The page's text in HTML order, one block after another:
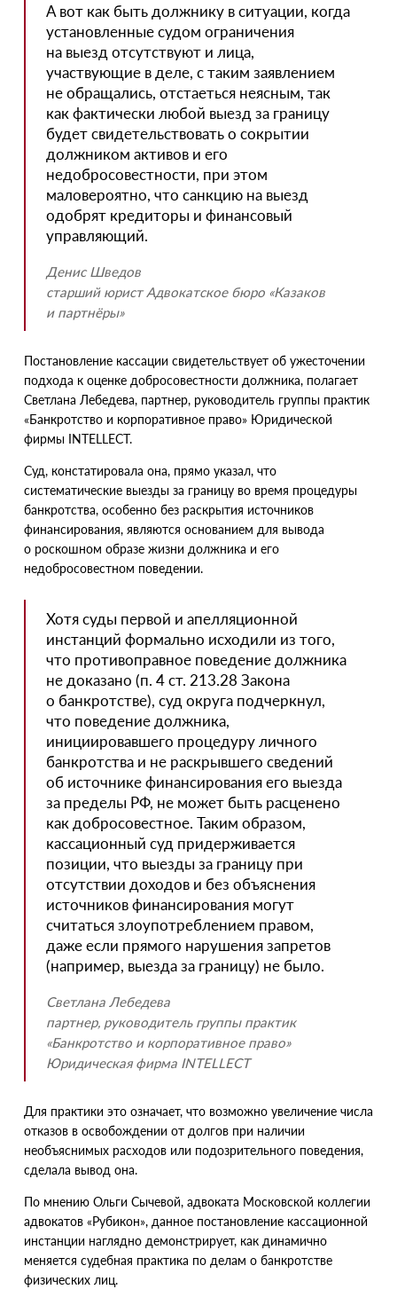
А вот как быть должнику в ситуации, когда
установленные судом ограничения
на выезд отсутствуют и лица,
участвующие в деле, с таким заявлением
не обращались, отстаеться неясным, так
как фактически любой выезд за границу
будет свидетельствовать о сокрытии
должником активов и его
недобросовестности, при этом
маловероятно, что санкцию на выезд
одобрят кредиторы и финансовый
управляющий.
Денис Шведов
старший юрист Адвокатское бюро «Казаков
и партнёры»
Постановление кассации свидетельствует об ужесточении
подхода к оценке добросовестности должника, полагает
Светлана Лебедева, партнер, руководитель группы практик
«Банкротство и корпоративное право» Юридической
фирмы INTELLECT.
Суд, констатировала она, прямо указал, что
систематические выезды за границу во время процедуры
банкротства, особенно без раскрытия источников
финансирования, являются основанием для вывода
о роскошном образе жизни должника и его
недобросовестном поведении.
Хотя суды первой и апелляционной
инстанций формально исходили из того,
что противоправное поведение должника
не доказано (п. 4 ст. 213.28 Закона
о банкротстве), суд округа подчеркнул,
что поведение должника,
инициировавшего процедуру личного
банкротства и не раскрывшего сведений
об источнике финансирования его выезда
за пределы РФ, не может быть расценено
как добросовестное. Таким образом,
кассационный суд придерживается
позиции, что выезды за границу при
отсутствии доходов и без объяснения
источников финансирования могут
считаться злоупотреблением правом,
даже если прямого нарушения запретов
(например, выезда за границу) не было.
Светлана Лебедева
партнер, руководитель группы практик
«Банкротство и корпоративное право»
Юридическая фирма INTELLECT
Для практики это означает, что возможно увеличение числа
отказов в освобождении от долгов при наличии
необъяснимых расходов или подозрительного поведения,
сделала вывод она.
По мнению Ольги Сычевой, адвоката Московской коллегии
адвокатов «Рубикон», данное постановление кассационной
инстанции наглядно демонстрирует, как динамично
меняется судебная практика по делам о банкротстве
физических лиц.